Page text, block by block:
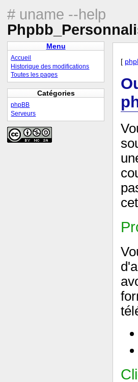
# uname --help
[
Menu
Accueil
Historique des modifications
Toutes les pages
Catégories
phpBB
Serveurs